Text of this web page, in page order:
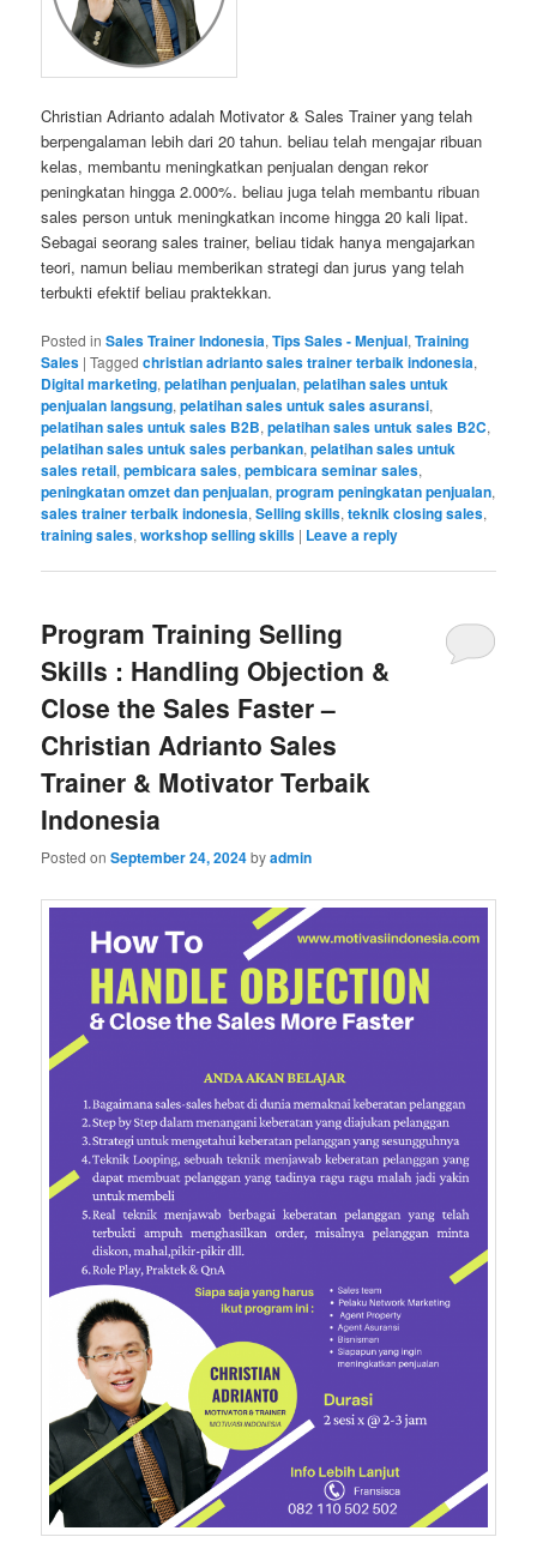
Christian Adrianto adalah Motivator & Sales Trainer yang telah
berpengalaman lebih dari 20 tahun. beliau telah mengajar ribuan
kelas, membantu meningkatkan penjualan dengan rekor
peningkatan hingga 2.000%. beliau juga telah membantu ribuan
sales person untuk meningkatkan income hingga 20 kali lipat.
Sebagai seorang sales trainer, beliau tidak hanya mengajarkan
teori, namun beliau memberikan strategi dan jurus yang telah
terbukti efektif beliau praktekkan.
Posted in Sales Trainer Indonesia,Tips Sales - Menjual,Training
Sales |Tagged christian adrianto sales trainer terbaik indonesia,
Digital marketing,pelatihan penjualan,pelatihan sales untuk
penjualan langsung,pelatihan sales untuk sales asuransi,
pelatihan sales untuk sales B2B,pelatihan sales untuk sales B2C,
pelatihan sales untuk sales perbankan,pelatihan sales untuk
sales retail,pembicara sales,pembicara seminar sales,
peningkatan omzet dan penjualan,program peningkatan penjualan,
sales trainer terbaik indonesia,Selling skills,teknik closing sales,
training sales,workshop selling skills | Leave a reply
Program Training Selling
Skills : Handling Objection &
Close the Sales Faster –
Christian Adrianto Sales
Trainer & Motivator Terbaik
Indonesia
Posted onSeptember 24, 2024byadmin